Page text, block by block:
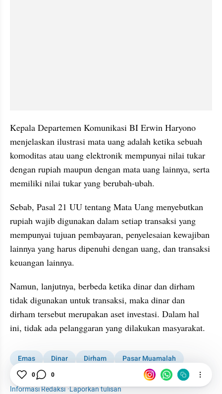
Kepala Departemen Komunikasi BI Erwin Haryono
menjelaskan ilustrasi mata uang adalah ketika sebuah
komoditas atau uang elektronik mempunyai nilai tukar
dengan rupiah maupun dengan mata uang lainnya, serta
memiliki nilai tukar yang berubah-ubah.
Sebab, Pasal 21 UU tentang Mata Uang menyebutkan
rupiah wajib digunakan dalam setiap transaksi yang
mempunyai tujuan pembayaran, penyelesaian kewajiban
lainnya yang harus dipenuhi dengan uang, dan transaksi
keuangan lainnya.
Namun, lanjutnya, berbeda ketika dinar dan dirham
tidak digunakan untuk transaksi, maka dinar dan
dirham tersebut merupakan aset investasi. Dalam hal
ini, tidak ada pelanggaran yang dilakukan masyarakat.
Emas Dinar Dirham
Pasar Muamalah
Investasi
Informasi Redaksi·Laporkan tulisan
0 0